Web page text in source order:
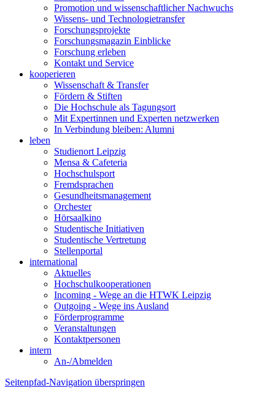
Promotion und wissenschaftlicher Nachwuchs
Wissens- und Technologietransfer
Forschungsprojekte
Forschungsmagazin Einblicke
Forschung erleben
Kontakt und Service
kooperieren
Wissenschaft & Transfer
Fördern & Stiften
Die Hochschule als Tagungsort
Mit Expertinnen und Experten netzwerken
In Verbindung bleiben: Alumni
leben
Studienort Leipzig
Mensa & Cafeteria
Hochschulsport
Fremdsprachen
Gesundheitsmanagement
Orchester
Hörsaalkino
Studentische Initiativen
Studentische Vertretung
Stellenportal
international
Aktuelles
Hochschulkooperationen
Incoming - Wege an die HTWK Leipzig
Outgoing - Wege ins Ausland
Förderprogramme
Veranstaltungen
Kontaktpersonen
intern
An-/Abmelden
Seitenpfad-Navigation überspringen